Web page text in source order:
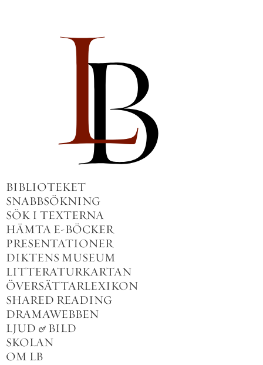
BIBLIOTEKET
SNABBSÖKNING
SÖK I TEXTERNA
HÄMTA E-BÖCKER
PRESENTATIONER
DIKTENS MUSEUM
LITTERATURKARTAN
ÖVERSÄTTARLEXIKON
SHARED READING
DRAMAWEBBEN
LJUD & BILD
SKOLAN
OM LB